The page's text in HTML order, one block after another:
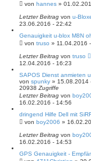
von hannes »
Letzter Beitrag von u-
23.06.2016 - 22:42
Genauigkeit u-blox M8N
von truso » 11.04.2016
Letzter Beitrag von truso
12.04.2016 - 16:23
SAPOS Dienst anmieten
von spunky » 15.08.2014
20938 Zugriffe
Letzter Beitrag von
16.02.2016 - 14:56
dringend Hilfe Dell mit
von boy2006 »
Letzter Beitrag von
16.02.2016 - 14:53
GPS Genauigkeit -